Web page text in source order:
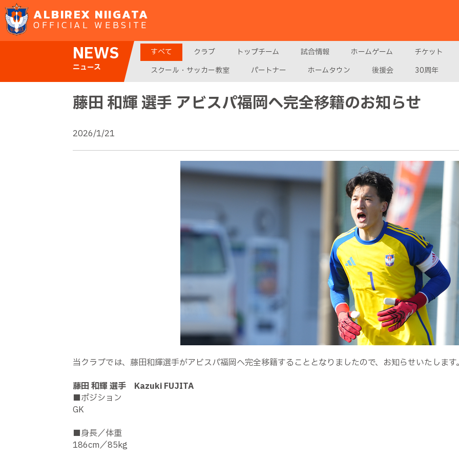
ALBIREX NIIGATA
OFFICIAL WEBSITE
NEWS
ニュース
すべて クラブ トップチーム 試合情報 ホームゲーム
チケット
スクール・サッカー教室
パートナー ホームタウン 後援会 30周年
藤田 和輝 選手 アビスパ福岡へ完全移籍のお知らせ
2026/1/21
当クラブでは、藤田和輝選手がアビスパ福岡へ完全移籍することとなりましたので、お知らせいたします
藤田 和輝 選手 Kazuki FUJITA
■ポジション
GK
■身長／体重
186cm／85kg